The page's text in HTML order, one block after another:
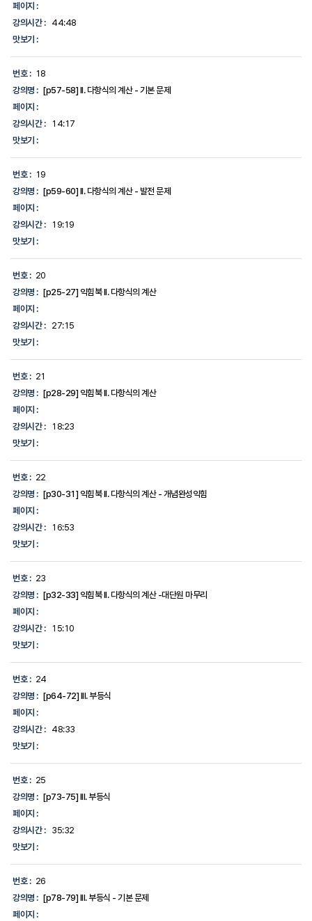
페이지 :
강의시간 :
44:48
맛보기 :
번호 : 18
강의명 : [p57-58] II. 다항식의 계산 - 기본 문제
페이지 :
강의시간 :
14:17
맛보기 :
번호 : 19
강의명 : [p59-60] II. 다항식의 계산 - 발전 문제
페이지 :
강의시간 :
19:19
맛보기 :
번호 : 20
강의명 : [p25-27] 익힘북 II. 다항식의 계산
페이지 :
강의시간 :
27:15
맛보기 :
번호 : 21
강의명 : [p28-29] 익힘북 II. 다항식의 계산
페이지 :
강의시간 :
18:23
맛보기 :
번호 : 22
강의명 : [p30-31] 익힘북 II. 다항식의 계산 - 개념완성익힘
페이지 :
강의시간 :
16:53
맛보기 :
번호 : 23
강의명 : [p32-33] 익힘북 II. 다항식의 계산 -대단원 마무리
페이지 :
강의시간 :
15:10
맛보기 :
번호 : 24
강의명 : [p64-72] III. 부등식
페이지 :
강의시간 :
48:33
맛보기 :
번호 : 25
강의명 : [p73-75] III. 부등식
페이지 :
강의시간 :
35:32
맛보기 :
번호 : 26
강의명 : [p78-79] III. 부등식 - 기본 문제
페이지 :